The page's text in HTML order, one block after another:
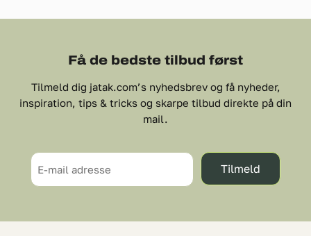
Få de bedste tilbud først
Tilmeld dig jatak.com’s nyhedsbrev og få nyheder,
inspiration, tips & tricks og skarpe tilbud direkte på din
mail.
E-mail adresse Tilmeld